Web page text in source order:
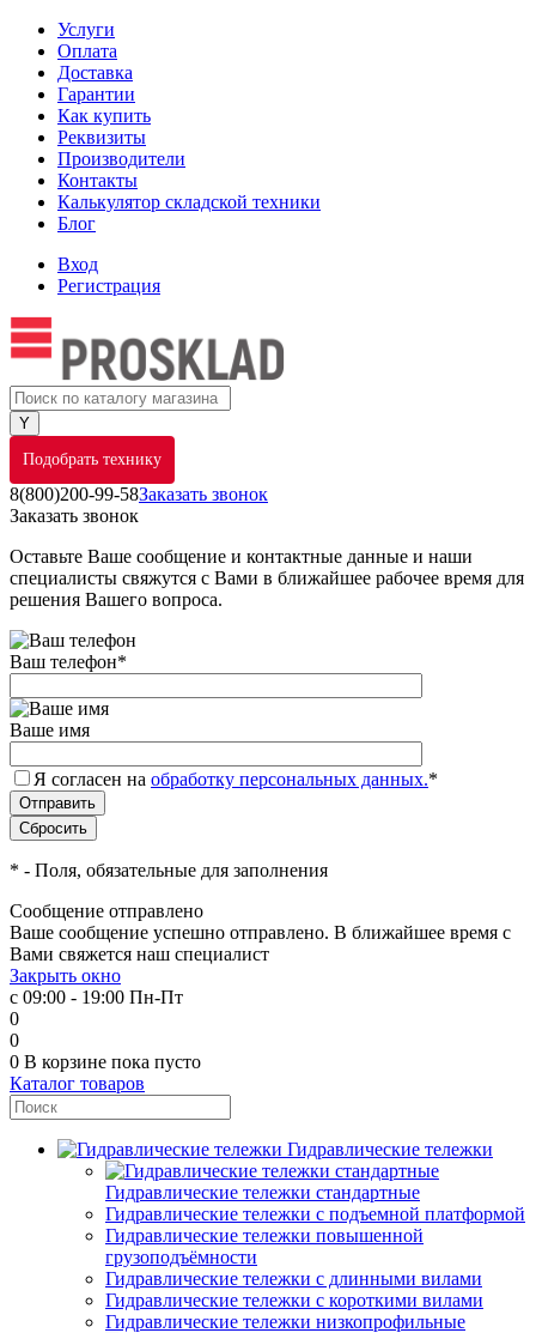
Услуги
Оплата
Доставка
Гарантии
Как купить
Реквизиты
Производители
Контакты
Калькулятор складской техники
Блог
Вход
Регистрация
Подобрать технику
8(800)200-99-58Заказать звонок
Заказать звонок
Оставьте Ваше сообщение и контактные данные и наши
специалисты свяжутся с Вами в ближайшее рабочее время для
решения Вашего вопроса.
Ваш телефон*
Ваше имя
Я согласен на обработку персональных данных.*
* - Поля, обязательные для заполнения
Сообщение отправлено
Ваше сообщение успешно отправлено. В ближайшее время с
Вами свяжется наш специалист
Закрыть окно
с 09:00 - 19:00 Пн-Пт
0
0
0 В корзине пока пусто
Каталог товаров
Гидравлические тележки
Гидравлические тележки стандартные
Гидравлические тележки с подъемной платформой
Гидравлические тележки повышенной
грузоподъёмности
Гидравлические тележки с длинными вилами
Гидравлические тележки с короткими вилами
Гидравлические тележки низкопрофильные